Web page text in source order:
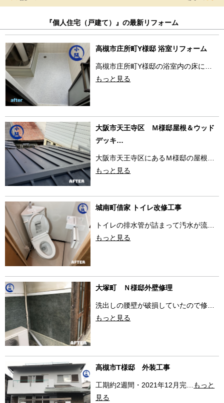
『個人住宅（戸建て）』の最新リフォーム
高槻市庄所町Y様邸 浴室リフォーム
高槻市庄所町Y様邸の浴室内の床に…
もっと見る
大阪市天王寺区 Ｍ様邸屋根＆ウッド
デッキ…
大阪市天王寺区にあるＭ様邸の屋根…
もっと見る
城南町借家 トイレ改修工事
トイレの排水管が詰まって汚水が流…
もっと見る
大塚町 Ｎ様邸外壁修理
洗出しの腰壁が破損していたので修…
もっと見る
高槻市T様邸 外装工事
工期約2週間・2021年12月完…
もっと
見る